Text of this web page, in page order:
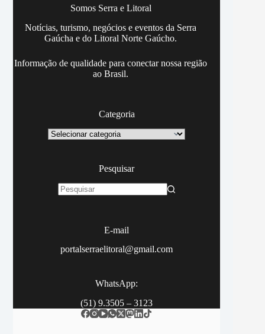
Somos Serra e Litoral
Notícias, turismo, negócios e eventos da Serra
Gaúcha e do Litoral Norte Gaúcho.
Informação de qualidade para conectar nossa região
ao Brasil.
Categoria
Categoria
Pesquisar
E-mail
portalserraelitoral@gmail.com
WhatsApp:
(51) 9.3505 – 3123